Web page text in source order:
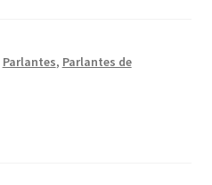
Parlantes, Parlantes de